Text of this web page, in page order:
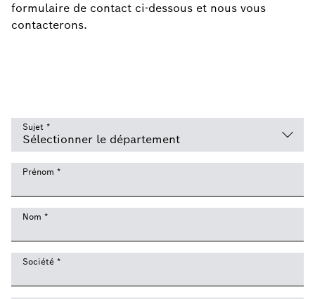
formulaire de contact ci-dessous et nous vous
contacterons.
Sujet *
Prénom *
Nom *
Société *